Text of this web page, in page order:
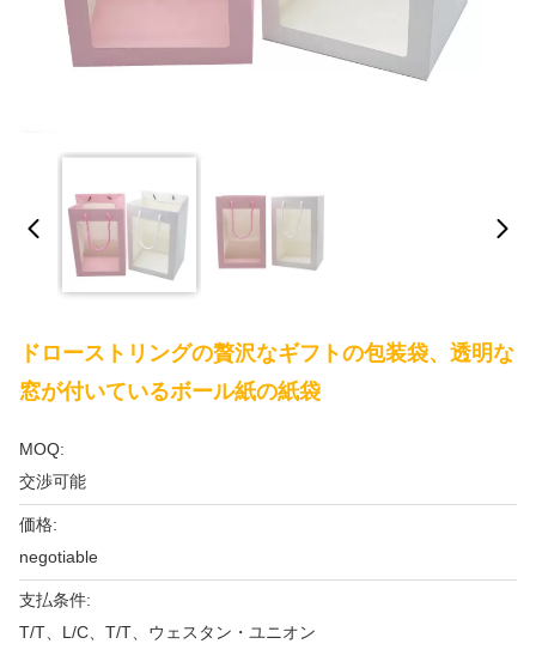
ドローストリングの贅沢なギフトの包装袋、透明な
窓が付いているボール紙の紙袋
MOQ:
交渉可能
価格:
negotiable
支払条件:
T/T、L/C、T/T、ウェスタン・ユニオン